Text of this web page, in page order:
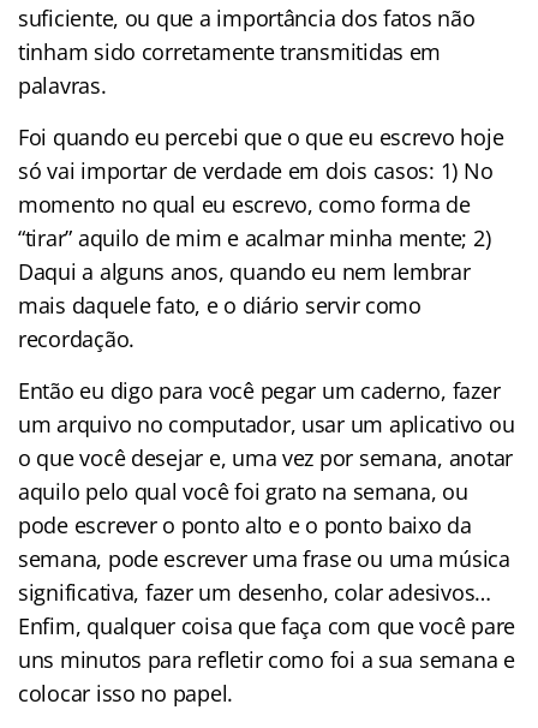
suficiente, ou que a importância dos fatos não
tinham sido corretamente transmitidas em
palavras.
Foi quando eu percebi que o que eu escrevo hoje
só vai importar de verdade em dois casos: 1) No
momento no qual eu escrevo, como forma de
“tirar” aquilo de mim e acalmar minha mente; 2)
Daqui a alguns anos, quando eu nem lembrar
mais daquele fato, e o diário servir como
recordação.
Então eu digo para você pegar um caderno, fazer
um arquivo no computador, usar um aplicativo ou
o que você desejar e, uma vez por semana, anotar
aquilo pelo qual você foi grato na semana, ou
pode escrever o ponto alto e o ponto baixo da
semana, pode escrever uma frase ou uma música
significativa, fazer um desenho, colar adesivos…
Enfim, qualquer coisa que faça com que você pare
uns minutos para refletir como foi a sua semana e
colocar isso no papel.